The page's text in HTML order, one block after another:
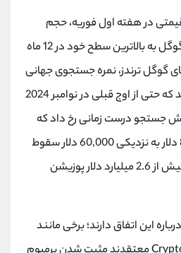
در هفته اول فوریه، حجم
جستجوی واژه Bitcoin در گوگل به بالاترین سطح خود در 12 ماه
گوگل ترندز، نمره جستجوی جهانی
بیت کوین به عدد 100 رسید که حتی از اوج قبلی در نوامبر 2024
جستجو درست زمانی رخ داد که
از 81,500 دلار به نزدیکی 60,000 دلار سقوط
کرد و باعث لیکوئید شدن بیش از 2.6 میلیارد دلار پوزیشن
این اتفاق دارند؛ برخی مانند
021-22021030
90001030
@alireza.mehrabii
@alirezamehrabi_com